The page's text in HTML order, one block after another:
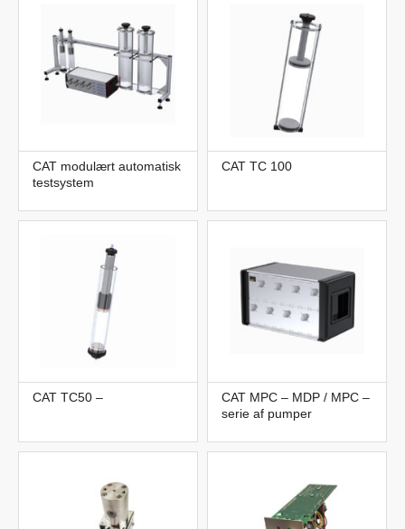
CAT modulært automatisk
testsystem
CAT TC 100
CAT TC50 –
CAT MPC – MDP / MPC –
serie af pumper